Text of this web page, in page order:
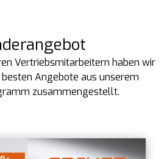
Vertriebsmitarbeitern haben wir
Angebote aus unserem
zusammengestellt.